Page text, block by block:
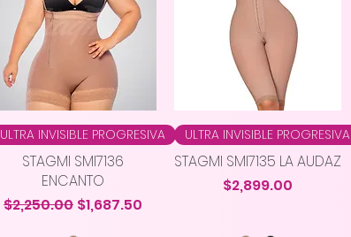
ULTRA INVISIBLE PROGRESIVA
STAGMI SMI7136
ENCANTO
Precio
$2,250.00 Precio de oferta
$1,687.50
ULTRA INVISIBLE PROGRESIVA
STAGMI SMI7135 LA AUDAZ
Precio
$2,899.00